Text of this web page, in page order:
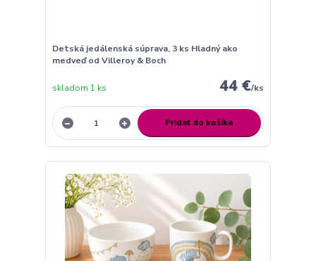
Detská jedálenská súprava, 3 ks Hladný ako
medveď od Villeroy & Boch
44 €/ks
skladom 1 ks
Pridať do košíka